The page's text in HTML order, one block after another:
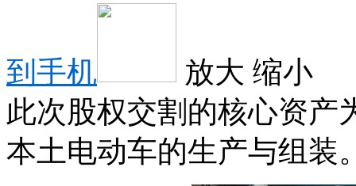
到手机 放大 缩小
此次股权交割的核心资产
本土电动车的生产与组装